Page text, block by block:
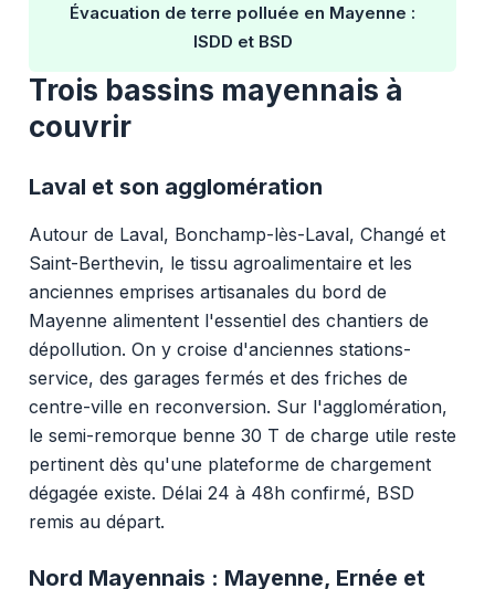
Évacuation de terre polluée en Mayenne :
ISDD et BSD
Trois bassins mayennais à
couvrir
Laval et son agglomération
Autour de Laval, Bonchamp-lès-Laval, Changé et
Saint-Berthevin, le tissu agroalimentaire et les
anciennes emprises artisanales du bord de
Mayenne alimentent l'essentiel des chantiers de
dépollution. On y croise d'anciennes stations-
service, des garages fermés et des friches de
centre-ville en reconversion. Sur l'agglomération,
le semi-remorque benne 30 T de charge utile reste
pertinent dès qu'une plateforme de chargement
dégagée existe. Délai 24 à 48h confirmé, BSD
remis au départ.
Nord Mayennais : Mayenne, Ernée et